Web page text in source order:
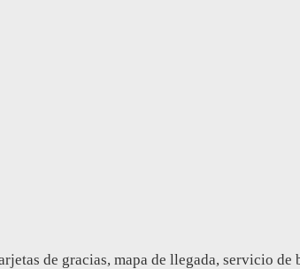
de gracias, mapa de llegada, servicio